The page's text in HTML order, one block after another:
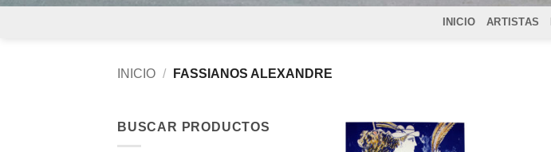
INICIO ARTISTAS
INICIO / FASSIANOS ALEXANDRE
BUSCAR PRODUCTOS